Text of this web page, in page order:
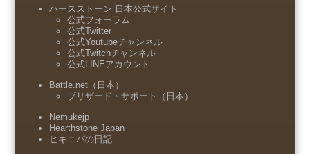
ハースストーン 日本公式サイト
公式フォーラム
公式Twitter
公式Youtubeチャンネル
公式Twitchチャンネル
公式LINEアカウント
Battle.net（日本）
ブリザード・サポート（日本）
Nemukejp
Hearthstone Japan
ヒキニパの日記